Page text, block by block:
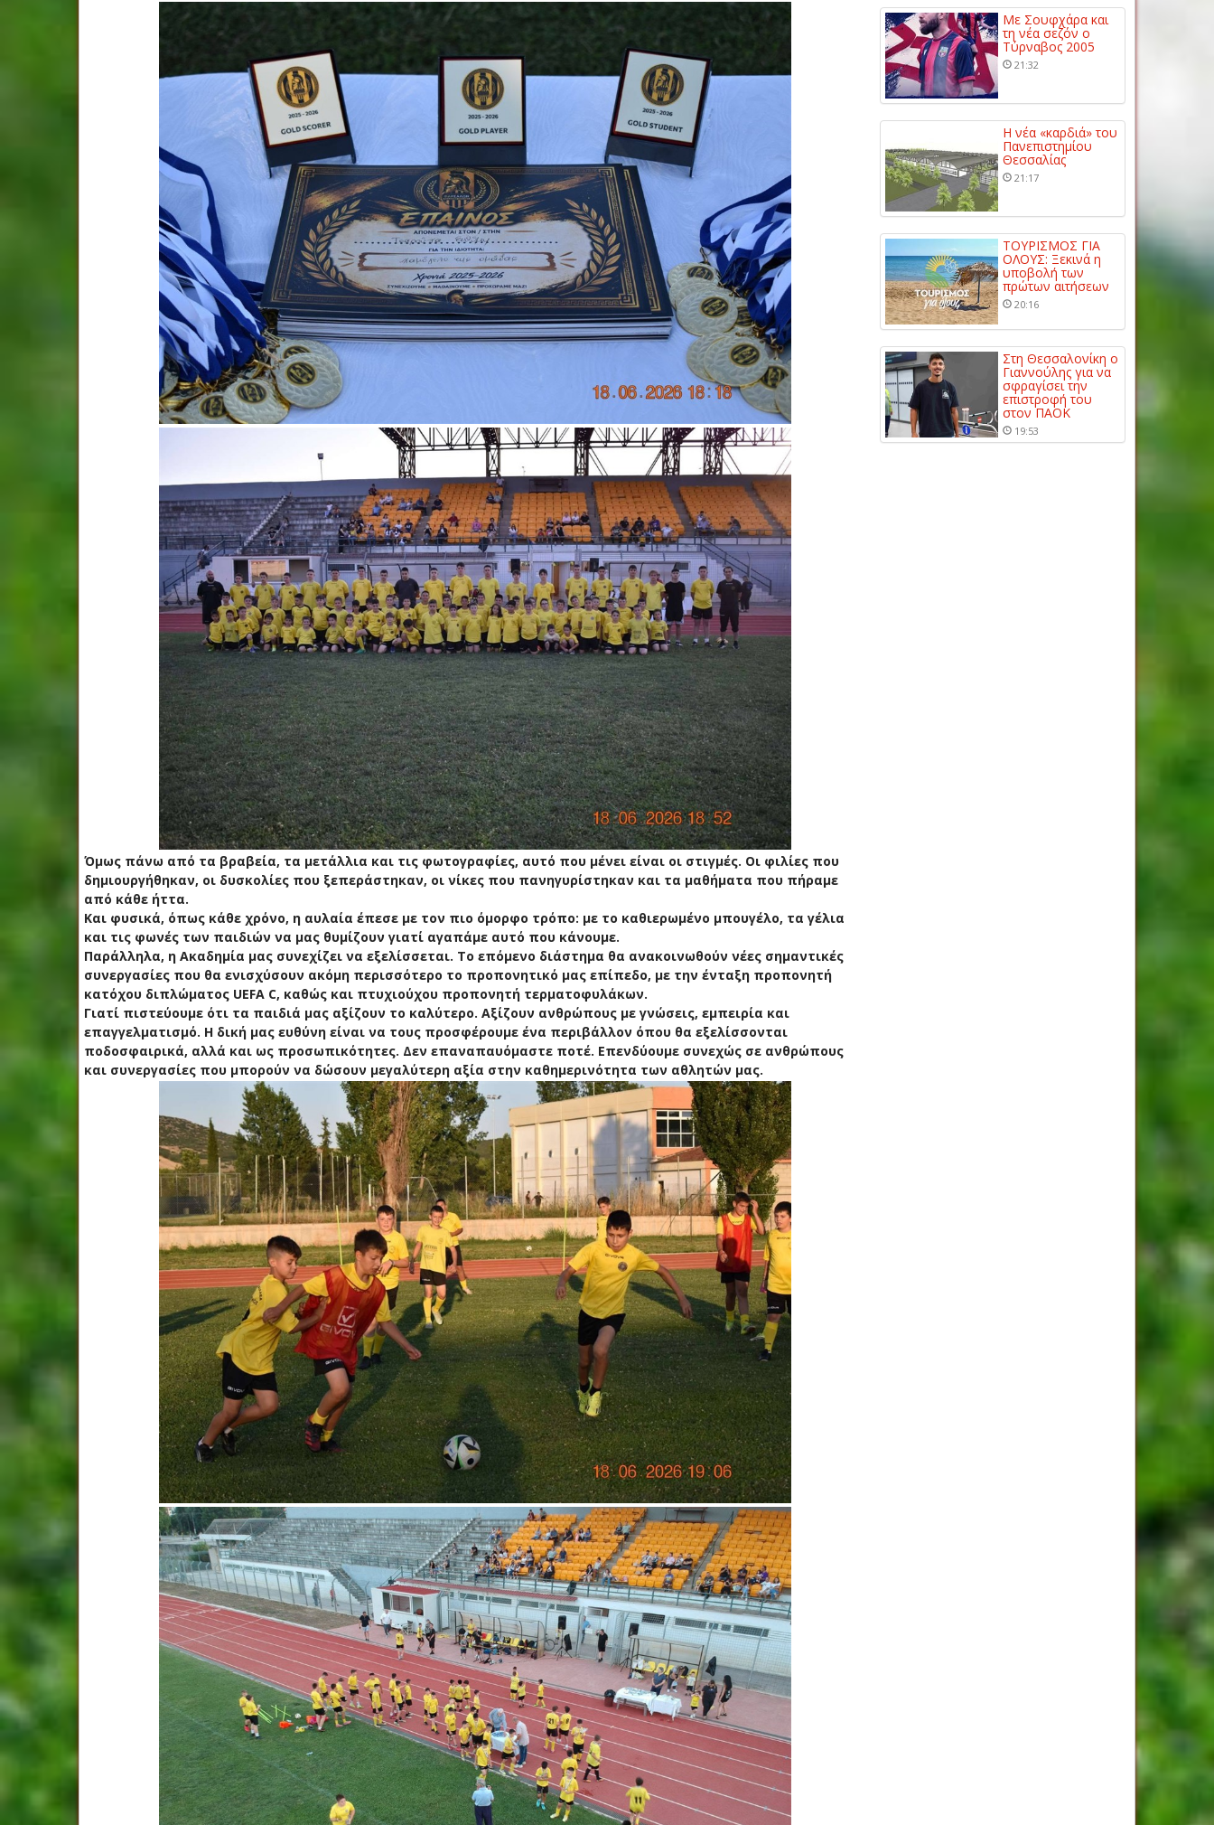
Όμως πάνω από τα βραβεία, τα μετάλλια και τις φωτογραφίες, αυτό που μένει είναι οι στιγμές. Οι φιλίες που
δημιουργήθηκαν, οι δυσκολίες που ξεπεράστηκαν, οι νίκες που πανηγυρίστηκαν και τα μαθήματα που πήραμε
από κάθε ήττα.
Και φυσικά, όπως κάθε χρόνο, η αυλαία έπεσε με τον πιο όμορφο τρόπο: με το καθιερωμένο μπουγέλο, τα γέλια
και τις φωνές των παιδιών να μας θυμίζουν γιατί αγαπάμε αυτό που κάνουμε.
Παράλληλα, η Ακαδημία μας συνεχίζει να εξελίσσεται. Το επόμενο διάστημα θα ανακοινωθούν νέες σημαντικές
συνεργασίες που θα ενισχύσουν ακόμη περισσότερο το προπονητικό μας επίπεδο, με την ένταξη προπονητή
κατόχου διπλώματος UEFA C, καθώς και πτυχιούχου προπονητή τερματοφυλάκων.
Γιατί πιστεύουμε ότι τα παιδιά μας αξίζουν το καλύτερο. Αξίζουν ανθρώπους με γνώσεις, εμπειρία και
επαγγελματισμό. Η δική μας ευθύνη είναι να τους προσφέρουμε ένα περιβάλλον όπου θα εξελίσσονται
ποδοσφαιρικά, αλλά και ως προσωπικότητες. Δεν επαναπαυόμαστε ποτέ. Επενδύουμε συνεχώς σε ανθρώπους
και συνεργασίες που μπορούν να δώσουν μεγαλύτερη αξία στην καθημερινότητα των αθλητών μας.
Με Σουφχάρα και
τη νέα σεζόν ο
Τύρναβος 2005
21:32
Η νέα «καρδιά» του
Πανεπιστημίου
Θεσσαλίας
21:17
ΤΟΥΡΙΣΜΟΣ ΓΙΑ
ΟΛΟΥΣ: Ξεκινά η
υποβολή των
πρώτων αιτήσεων
20:16
Στη Θεσσαλονίκη ο
Γιαννούλης για να
σφραγίσει την
επιστροφή του
στον ΠΑΟΚ
19:53